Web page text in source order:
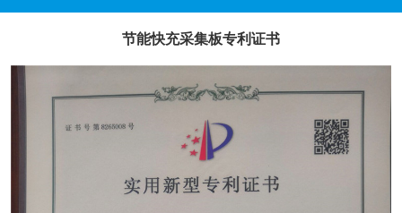
节能快充采集板专利证书